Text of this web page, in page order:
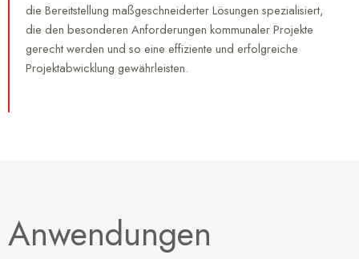
die Bereitstellung maßgeschneiderter Lösungen spezialisiert,
die den besonderen Anforderungen kommunaler Projekte
gerecht werden und so eine effiziente und erfolgreiche
Projektabwicklung gewährleisten.
Anwendungen